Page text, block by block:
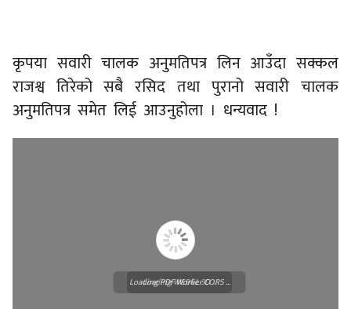
कृपया सवारी चालक अनुमतिपत्र लिन आउँदा सक्कल
राजश्व तिरेको सबै रसिद तथा पुरानो सवारी चालक
अनुमतिपत्र समेत लिई आउनुहोला । धन्यवाद !
Loading WEBGL 3D ...
Loading PDF Worker CORS ...